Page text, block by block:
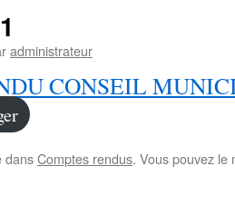
administrateur
CONSEIL
dansComptes rendus. Vous pouvez